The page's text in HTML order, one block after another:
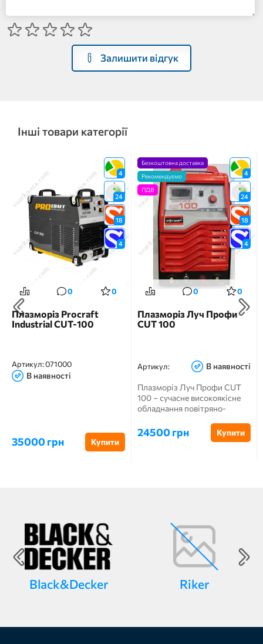
Залишити відгук
Інші товари категорії
4
24
18
4
0 0
Плазморіз Procraft
Industrial CUT-100
Артикул:071000
В наявності
35000 грн Купити
4
24
18
4
Безкоштовна доставка
Рекомендуємо
ПДВ
0 0
Плазморіз Луч Профи
CUT 100
Артикул: В наявності
Плазморіз Луч Профи CUT
100 – сучасне високоякісне
обладнання повітряно-
24500 грн Купити
Black&Decker Riker